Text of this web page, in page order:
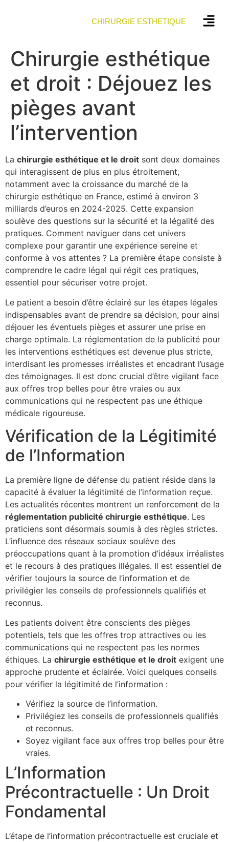
CHIRURGIE ESTHETIQUE
Chirurgie esthétique
et droit : Déjouez les
pièges avant
l’intervention
La chirurgie esthétique et le droit sont deux domaines
qui interagissent de plus en plus étroitement,
notamment avec la croissance du marché de la
chirurgie esthétique en France, estimé à environ 3
milliards d’euros en 2024-2025. Cette expansion
soulève des questions sur la sécurité et la légalité des
pratiques. Comment naviguer dans cet univers
complexe pour garantir une expérience sereine et
conforme à vos attentes ? La première étape consiste à
comprendre le cadre légal qui régit ces pratiques,
essentiel pour sécuriser votre projet.
Le patient a besoin d’être éclairé sur les étapes légales
indispensables avant de prendre sa décision, pour ainsi
déjouer les éventuels pièges et assurer une prise en
charge optimale. La réglementation de la publicité pour
les interventions esthétiques est devenue plus stricte,
interdisant les promesses irréalistes et encadrant l’usage
des témoignages. Il est donc crucial d’être vigilant face
aux offres trop belles pour être vraies ou aux
communications qui ne respectent pas une éthique
médicale rigoureuse.
Vérification de la Légitimité
de l’Information
La première ligne de défense du patient réside dans la
capacité à évaluer la légitimité de l’information reçue.
Les actualités récentes montrent un renforcement de la
réglementation publicité chirurgie esthétique. Les
praticiens sont désormais soumis à des règles strictes.
L’influence des réseaux sociaux soulève des
préoccupations quant à la promotion d’idéaux irréalistes
et le recours à des pratiques illégales. Il est essentiel de
vérifier toujours la source de l’information et de
privilégier les conseils de professionnels qualifiés et
reconnus.
Les patients doivent être conscients des pièges
potentiels, tels que les offres trop attractives ou les
communications qui ne respectent pas les normes
éthiques. La chirurgie esthétique et le droit exigent une
approche prudente et éclairée. Voici quelques conseils
pour vérifier la légitimité de l’information :
Vérifiez la source de l’information.
Privilégiez les conseils de professionnels qualifiés
et reconnus.
Soyez vigilant face aux offres trop belles pour être
vraies.
L’Information
Précontractuelle : Un Droit
Fondamental
L’étape de l’information précontractuelle est cruciale et